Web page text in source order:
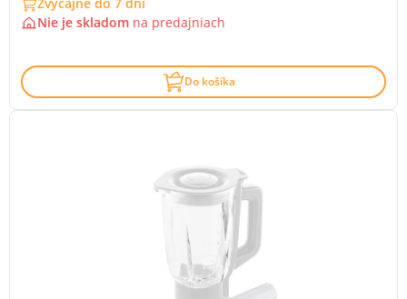
Nie je skladom na predajniach
Do košíka